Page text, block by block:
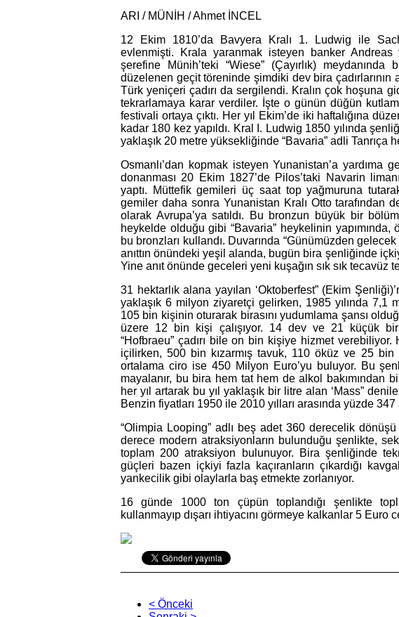
ARI / MÜNİH /Ahmet İNCEL
12 Ekim 1810’da Bavyera Kralı 1. Ludwig ile
evlenmişti. Krala yaranmak isteyen banker
şerefine Münih’teki “Wiese” (Çayırlık)
düzelenen geçit töreninde şimdiki dev bira
Türk yeniçeri çadırı da sergilendi. Kralın çok hoşuna
tekrarlamaya karar verdiler. İşte o günün düğün
festivali ortaya çıktı. Her yıl Ekim’de iki haftalığına
kadar 180 kez yapıldı. Kral I. Ludwig 1850 yılında
yaklaşık 20 metre yüksekliğinde “Bavaria” adli Tanrıça
Osmanlı’dan kopmak isteyen Yunanistan’a yardıma
donanması 20 Ekim 1827’de Pilos’taki Navarin
yaptı. Müttefik gemileri üç saat top yağmuruna tutarak
gemiler daha sonra Yunanistan Kralı Otto tarafından
olarak Avrupa’ya satıldı. Bu bronzun büyük bir
heykelde olduğu gibi “Bavaria” heykelinin
bu bronzları kullandı. Duvarında “Günümüzden
anıttın önündeki yeşil alanda, bugün bira şenliğinde
Yine anıt önünde geceleri yeni kuşağın sık sık tecavüz
31 hektarlık alana yayılan ‘Oktoberfest” (Ekim
yaklaşık 6 milyon ziyaretçi gelirken, 1985 yılında 7,1
105 bin kişinin oturarak birasını yudumlama şansı
üzere 12 bin kişi çalışıyor. 14 dev ve 21 küçük
“Hofbraeu” çadırı bile on bin kişiye hizmet
içilirken, 500 bin kızarmış tavuk, 110 öküz ve 25
ortalama ciro ise 450 Milyon Euro’yu buluyor. Bu
mayalanır, bu bira hem tat hem de alkol bakımından
her yıl artarak bu yıl yaklaşık bir litre alan ‘Mass”
Benzin fiyatları 1950 ile 2010 yılları arasında yüzde
“Olimpia Looping” adlı beş adet 360 derecelik
derece modern atraksiyonların bulunduğu şenlikte,
toplam 200 atraksiyon bulunuyor. Bira şenliğinde
güçleri bazen içkiyi fazla kaçıranların çıkardığı
yankecilik gibi olaylarla baş etmekte zorlanıyor.
16 günde 1000 ton çüpün toplandığı şenlikte
kullanmayıp dışarı ihtiyacını görmeye kalkanlar 5 Euro
< Önceki